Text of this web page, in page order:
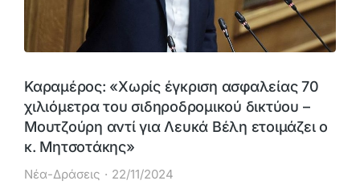
Καραμέρος: «Χωρίς έγκριση ασφαλείας 70
χιλιόμετρα του σιδηροδρομικού δικτύου –
Μουτζούρη αντί για Λευκά Βέλη ετοιμάζει ο
κ. Μητσοτάκης»
Νέα-Δράσεις 22/11/2024